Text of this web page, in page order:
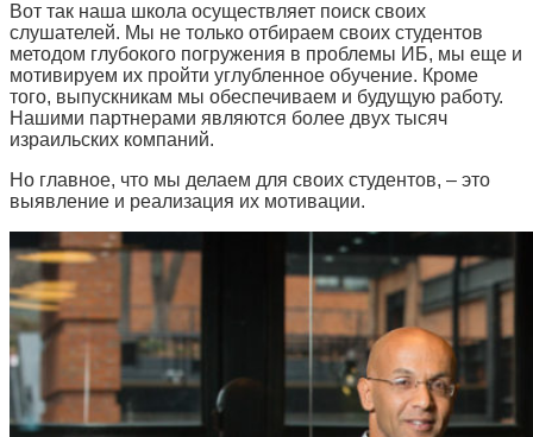
Вот так наша школа осуществляет поиск своих
слушателей. Мы не только отбираем своих студентов
методом глубокого погружения в проблемы ИБ, мы еще и
мотивируем их пройти углубленное обучение. Кроме
того, выпускникам мы обеспечиваем и будущую работу.
Нашими партнерами являются более двух тысяч
израильских компаний.
Но главное, что мы делаем для своих студентов, – это
выявление и реализация их мотивации.